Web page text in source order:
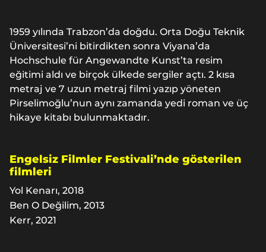
1959 yılında Trabzon’da doğdu. Orta Doğu Teknik
Üniversitesi’ni bitirdikten sonra Viyana’da
Hochschule für Angewandte Kunst’ta resim
eğitimi aldı ve birçok ülkede sergiler açtı. 2 kısa
metraj ve 7 uzun metraj filmi yazıp yöneten
Pirselimoğlu’nun aynı zamanda yedi roman ve üç
hikaye kitabı bulunmaktadır.
Engelsiz Filmler Festivali’nde gösterilen
filmleri
Yol Kenarı, 2018
Ben O Değilim, 2013
Kerr, 2021